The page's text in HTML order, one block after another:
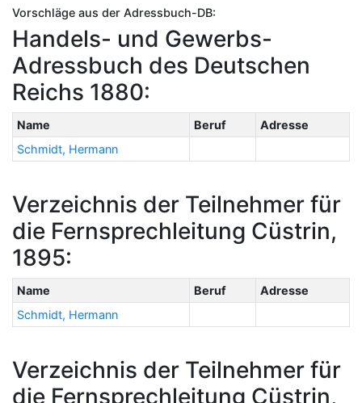
Vorschläge aus der Adressbuch-DB:
Handels- und Gewerbs-
Adressbuch des Deutschen
Reichs 1880:
Name Beruf
Adresse
Schmidt, Hermann
Verzeichnis der Teilnehmer für
die Fernsprechleitung Cüstrin,
1895:
Name Beruf
Adresse
Schmidt, Hermann
Verzeichnis der Teilnehmer für
die Fernsprechleitung Cüstrin,